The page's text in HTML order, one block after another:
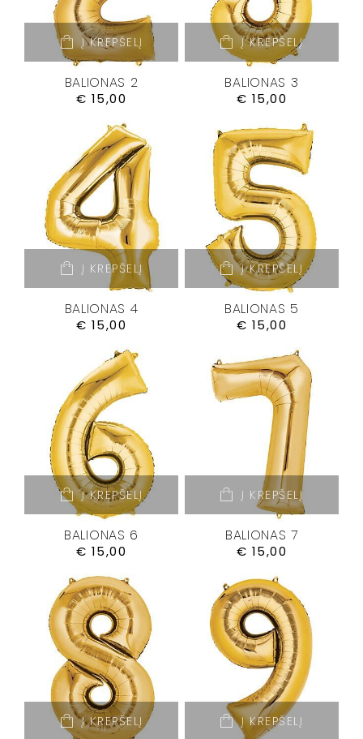
Į KREPŠELĮ
BALIONAS 2
€ 15,00
Į KREPŠELĮ
BALIONAS 3
€ 15,00
Į KREPŠELĮ
BALIONAS 4
€ 15,00
Į KREPŠELĮ
BALIONAS 5
€ 15,00
Į KREPŠELĮ
BALIONAS 6
€ 15,00
Į KREPŠELĮ
BALIONAS 7
€ 15,00
Į KREPŠELĮ Į KREPŠELĮ